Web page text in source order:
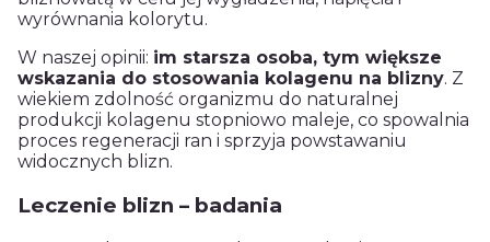
wyrównania kolorytu.
W naszej opinii: im starsza osoba, tym większe
wskazania do stosowania kolagenu na blizny. Z
wiekiem zdolność organizmu do naturalnej
produkcji kolagenu stopniowo maleje, co spowalnia
proces regeneracji ran i sprzyja powstawaniu
widocznych blizn.
Leczenie blizn – badania